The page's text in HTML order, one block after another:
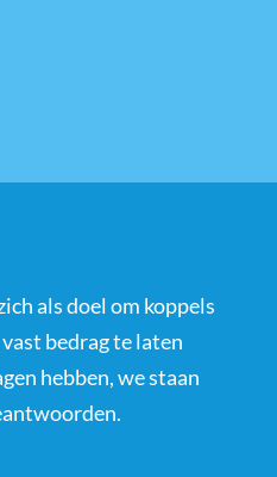
als doel om koppels
bedrag te laten
hebben, we staan